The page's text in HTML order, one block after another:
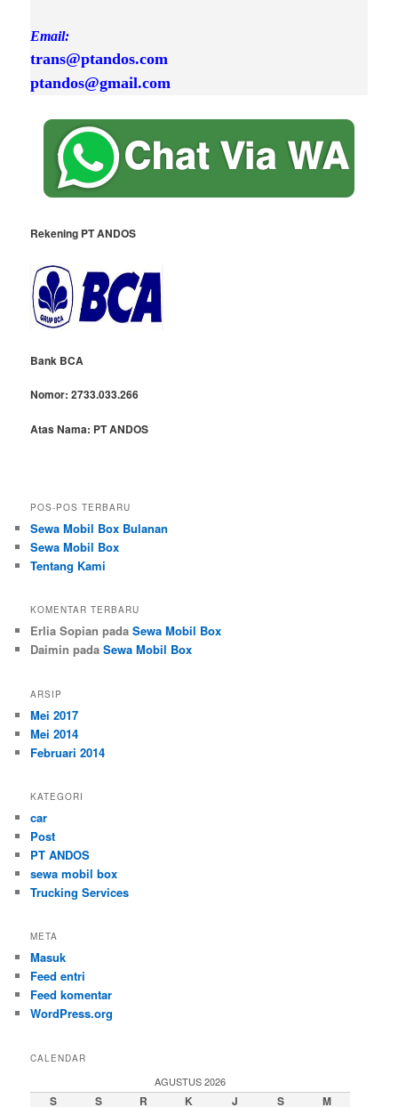
Email:
trans@ptandos.com
ptandos@gmail.com
Rekening PT ANDOS
Bank BCA
Nomor:2733.033.266
Atas Nama: PT ANDOS
POS-POS TERBARU
Sewa Mobil Box Bulanan
Sewa Mobil Box
Tentang Kami
KOMENTAR TERBARU
Erlia Sopian padaSewa Mobil Box
Daimin padaSewa Mobil Box
ARSIP
Mei 2017
Mei 2014
Februari 2014
KATEGORI
car
Post
PT ANDOS
sewa mobil box
Trucking Services
META
Masuk
Feed entri
Feed komentar
WordPress.org
CALENDAR
AGUSTUS 2026
S S R K J S M